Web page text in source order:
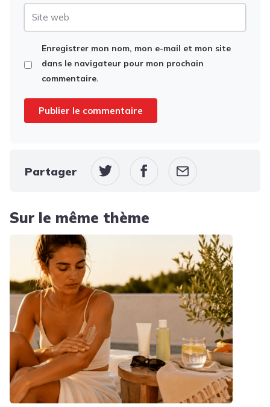
Enregistrer mon nom, mon e-mail et mon site
dans le navigateur pour mon prochain
commentaire.
Partager
Sur le même thème